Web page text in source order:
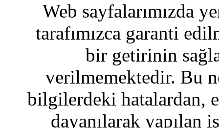
Web sayfalarımızda
tarafımızca garanti
bir getirinin
verilmemektedir. Bu
bilgilerdeki hatalardan,
dayanılarak yapılan